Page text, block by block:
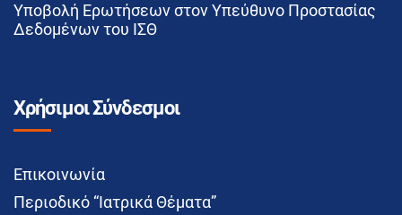
Υποβολή Ερωτήσεων στον Υπεύθυνο Προστασίας
Δεδομένων του ΙΣΘ
Χρήσιμοι Σύνδεσμοι
Επικοινωνία
Περιοδικό “Ιατρικά Θέματα”